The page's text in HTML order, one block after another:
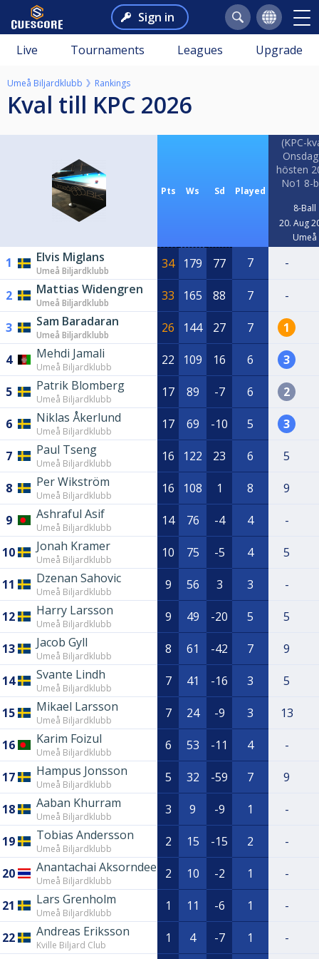
Sign in
Live Tournaments Leagues Upgrade
Umeå Biljardklubb Rankings
Kval till KPC 2026
Pts Ws Sd Played
(KPC-
hösten
No1 8-
8-Ball
20. Aug
Umeå
1 Elvis Miglans
Umeå Biljardklubb 34 179 77 7 -
2 Mattias Widengren
Umeå Biljardklubb 33 165 88 7 -
3 Sam Baradaran
Umeå Biljardklubb 26 144 27 7 1
4 Mehdi Jamali
Umeå Biljardklubb 22 109 16 6 3
5 Patrik Blomberg
Umeå Biljardklubb 17 89 -7 6 2
6 Niklas Åkerlund
Umeå Biljardklubb 17 69 -10 5 3
7 Paul Tseng
Umeå Biljardklubb 16 122 23 6 5
8 Per Wikström
Umeå Biljardklubb 16 108 1 8 9
9 Ashraful Asif
Umeå Biljardklubb 14 76 -4 4 -
10 Jonah Kramer
Umeå Biljardklubb 10 75 -5 4 5
11 Dzenan Sahovic
Umeå Biljardklubb 9 56 3 3 -
12 Harry Larsson
Umeå Biljardklubb 9 49 -20 5 5
13 Jacob Gyll
Umeå Biljardklubb 8 61 -42 7 9
14 Svante Lindh
Umeå Biljardklubb 7 41 -16 3 5
15 Mikael Larsson
Umeå Biljardklubb 7 24 -9 3 13
16 Karim Foizul
Umeå Biljardklubb 6 53 -11 4 -
17 Hampus Jonsson
Umeå Biljardklubb 5 32 -59 7 9
18 Aaban Khurram
Umeå Biljardklubb 3 9 -9 1 -
19 Tobias Andersson
Umeå Biljardklubb 2 15 -15 2 -
20 Anantachai Aksorndee
Umeå Biljardklubb 2 10 -2 1 -
21 Lars Grenholm
Umeå Biljardklubb 1 11 -6 1 -
22 Andreas Eriksson
Kville Biljard Club 1 4 -7 1
-